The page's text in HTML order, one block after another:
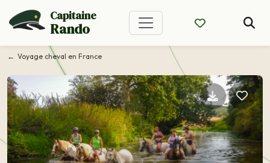
Capitaine
Rando
Voyage cheval en France